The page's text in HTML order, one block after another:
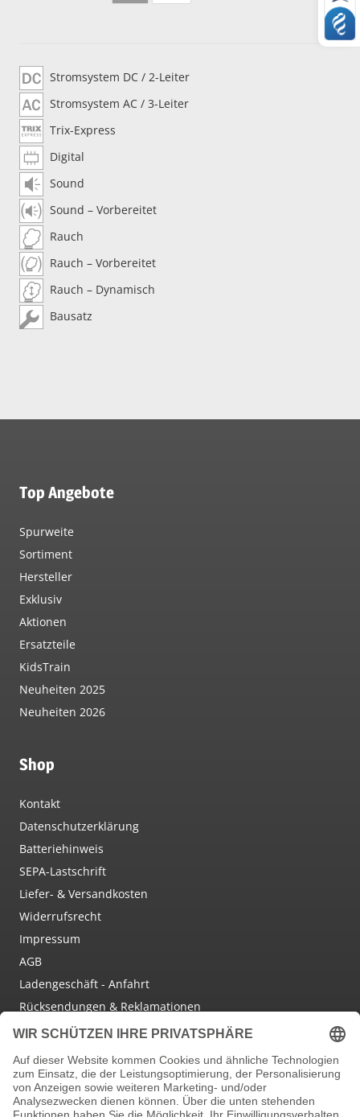
Stromsystem DC / 2-Leiter
Stromsystem AC / 3-Leiter
Trix-Express
Digital
Sound
Sound – Vorbereitet
Rauch
Rauch – Vorbereitet
Rauch – Dynamisch
Bausatz
Top Angebote
Spurweite
Sortiment
Hersteller
Exklusiv
Aktionen
Ersatzteile
KidsTrain
Neuheiten 2025
Neuheiten 2026
Shop
Kontakt
Datenschutzerklärung
Batteriehinweis
SEPA-Lastschrift
Liefer- & Versandkosten
Widerrufsrecht
Impressum
AGB
Ladengeschäft - Anfahrt
Rücksendungen & Reklamationen
Social Media
Facebook